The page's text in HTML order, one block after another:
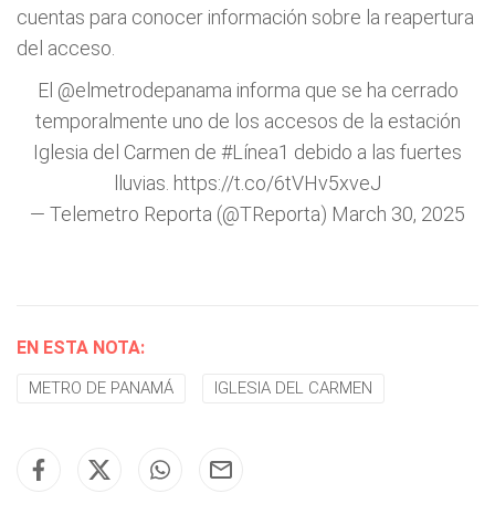
cuentas para conocer información sobre la reapertura
del acceso.
El @elmetrodepanama informa que se ha cerrado
temporalmente uno de los accesos de la estación
Iglesia del Carmen de #Línea1 debido a las fuertes
lluvias. https://t.co/6tVHv5xveJ
— Telemetro Reporta (@TReporta) March 30, 2025
EN ESTA NOTA:
METRO DE PANAMÁ IGLESIA DEL CARMEN